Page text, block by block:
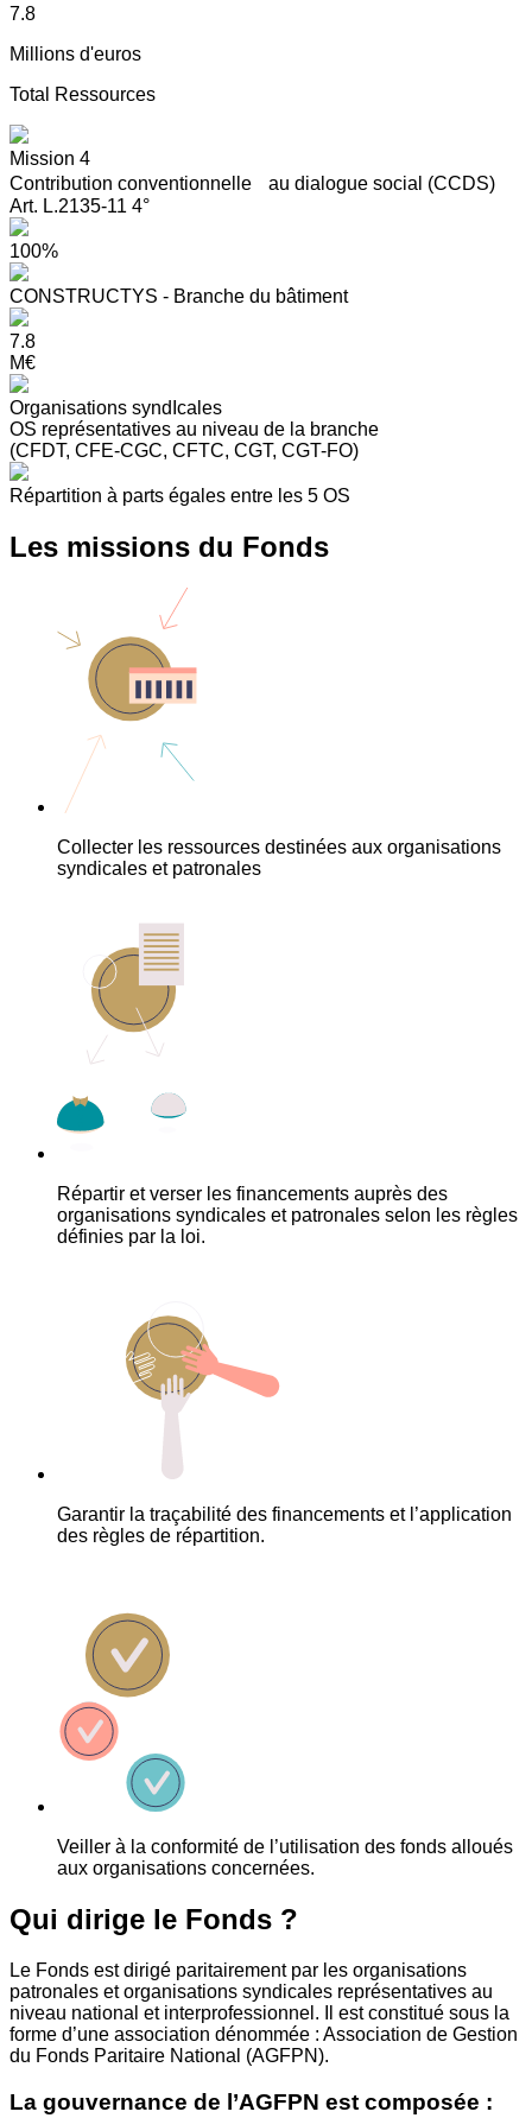
7.8
Millions d'euros
Total Ressources
Mission 4
Contribution conventionnelle au dialogue social (CCDS)
Art. L.2135-11 4°
100%
CONSTRUCTYS - Branche du bâtiment
7.8
M€
Organisations syndIcales
OS représentatives au niveau de la branche
(CFDT, CFE-CGC, CFTC, CGT, CGT-FO)
Répartition à parts égales entre les 5 OS
Les missions du Fonds
Collecter les ressources destinées aux organisations
syndicales et patronales
Répartir et verser les financements auprès des
organisations syndicales et patronales selon les règles
définies par la loi.
Garantir la traçabilité des financements et l’application
des règles de répartition.
Veiller à la conformité de l’utilisation des fonds alloués
aux organisations concernées.
Qui dirige le Fonds ?
Le Fonds est dirigé paritairement par les organisations
patronales et organisations syndicales représentatives au
niveau national et interprofessionnel. Il est constitué sous la
forme d’une association dénommée : Association de Gestion
du Fonds Paritaire National (AGFPN).
La gouvernance de l’AGFPN est composée :